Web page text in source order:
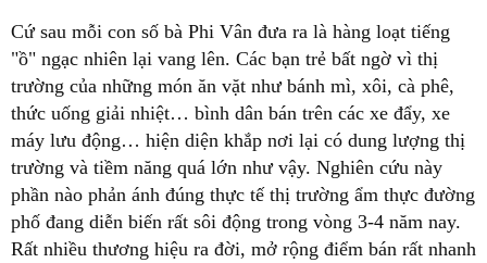
Cứ sau mỗi con số bà Phi Vân đưa ra là hàng loạt tiếng
"ồ" ngạc nhiên lại vang lên. Các bạn trẻ bất ngờ vì thị
trường của những món ăn vặt như bánh mì, xôi, cà phê,
thức uống giải nhiệt… bình dân bán trên các xe đẩy, xe
máy lưu động… hiện diện khắp nơi lại có dung lượng thị
trường và tiềm năng quá lớn như vậy. Nghiên cứu này
phần nào phản ánh đúng thực tế thị trường ẩm thực đường
phố đang diễn biến rất sôi động trong vòng 3-4 năm nay.
Rất nhiều thương hiệu ra đời, mở rộng điểm bán rất nhanh